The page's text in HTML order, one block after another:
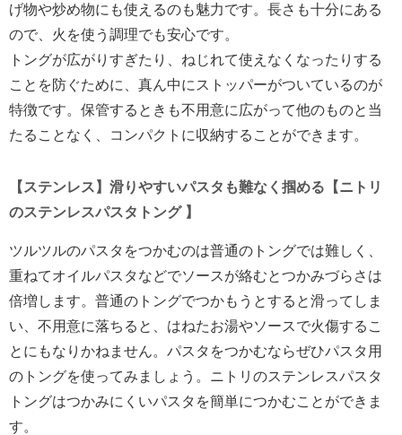
げ物や炒め物にも使えるのも魅力です。長さも十分にある
ので、火を使う調理でも安心です。
トングが広がりすぎたり、ねじれて使えなくなったりする
ことを防ぐために、真ん中にストッパーがついているのが
特徴です。保管するときも不用意に広がって他のものと当
たることなく、コンパクトに収納することができます。
【ステンレス】滑りやすいパスタも難なく掴める【ニトリ
のステンレスパスタトング 】
ツルツルのパスタをつかむのは普通のトングでは難しく、
重ねてオイルパスタなどでソースが絡むとつかみづらさは
倍増します。普通のトングでつかもうとすると滑ってしま
い、不用意に落ちると、はねたお湯やソースで火傷するこ
とにもなりかねません。パスタをつかむならぜひパスタ用
のトングを使ってみましょう。ニトリのステンレスパスタ
トングはつかみにくいパスタを簡単につかむことができま
す。